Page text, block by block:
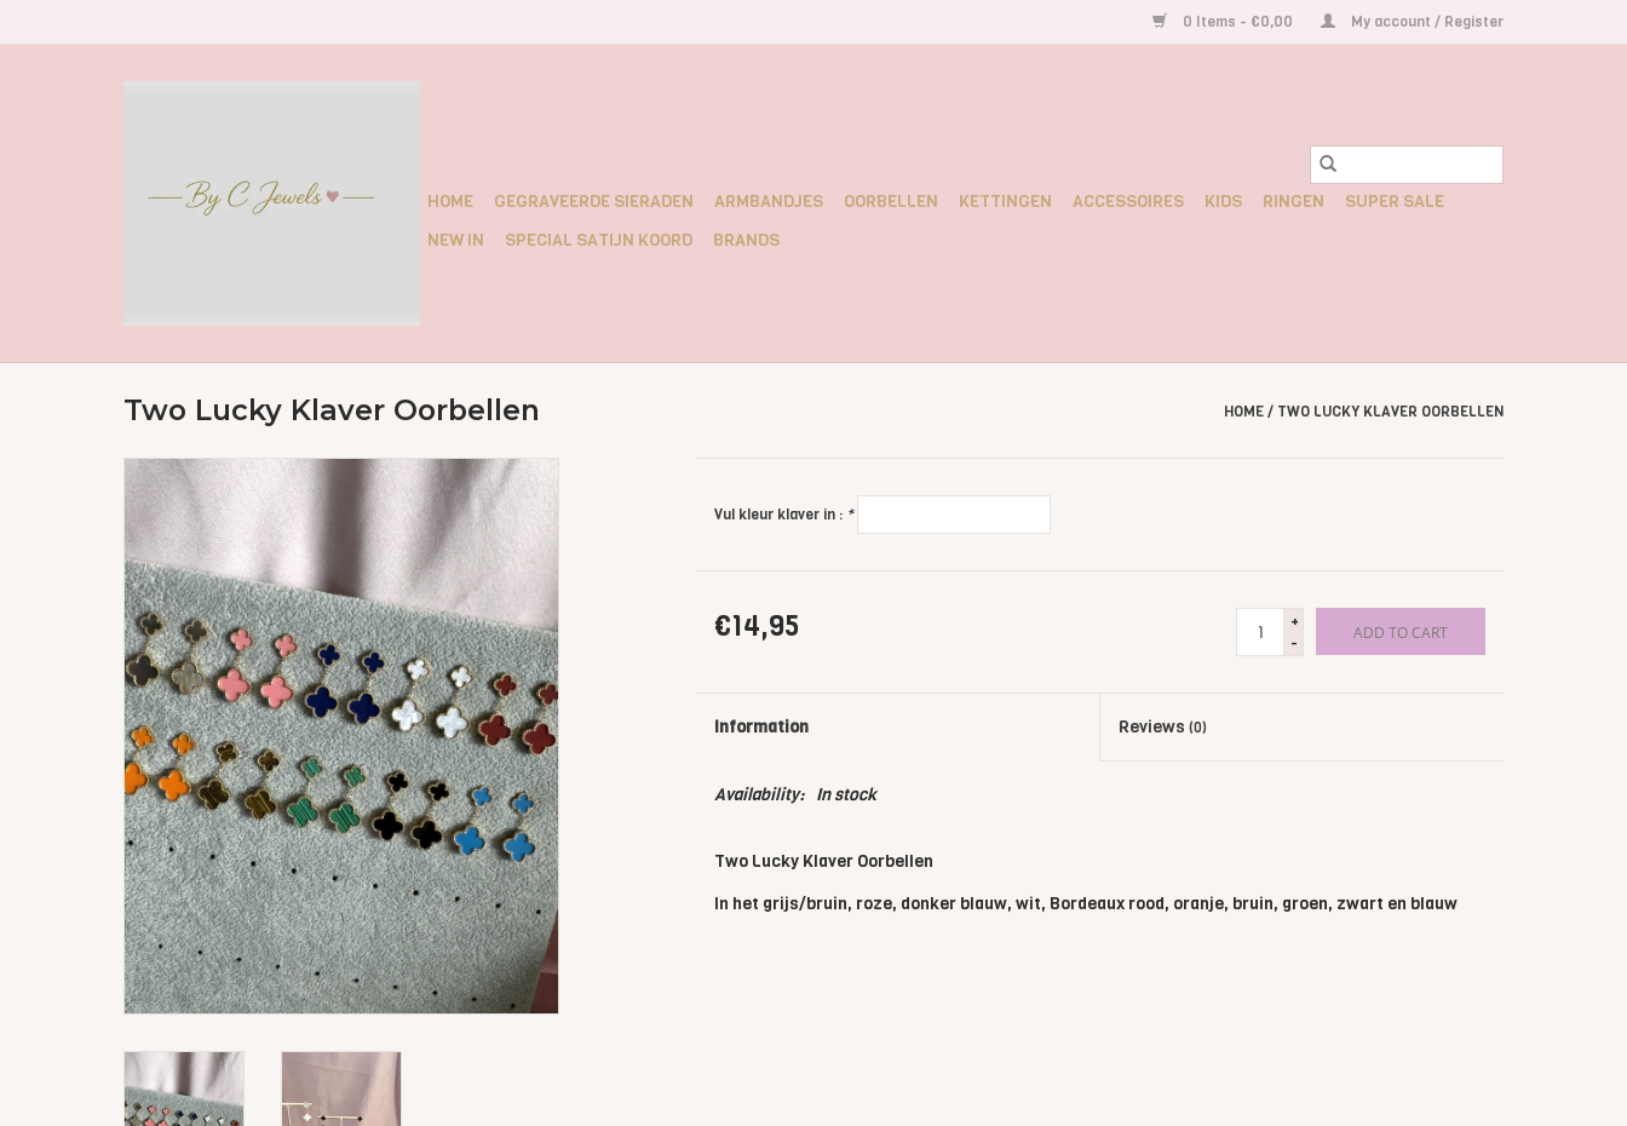
0 Items - €0,00 My account / Register
HOME GEGRAVEERDE SIERADEN ARMBANDJES OORBELLEN KETTINGEN ACCESSOIRES KIDS RINGEN
SUPER SALE
NEW IN
SPECIAL SATIJN KOORD BRANDS
Two Lucky Klaver Oorbellen HOME/ TWO LUCKY KLAVER OORBELLEN
Vul kleur klaver in : *
€14,95
+
-
ADD TO CART
Information Reviews(0)
Availability: In stock
Two Lucky Klaver Oorbellen
In het grijs/bruin, roze, donker blauw, wit, Bordeaux rood, oranje, bruin, groen, zwart en blauw